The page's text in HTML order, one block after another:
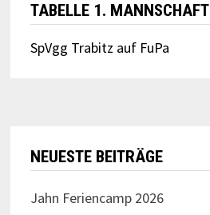
TABELLE 1. MANNSCHAFT
SpVgg Trabitz auf FuPa
NEUESTE BEITRÄGE
Jahn Feriencamp 2026